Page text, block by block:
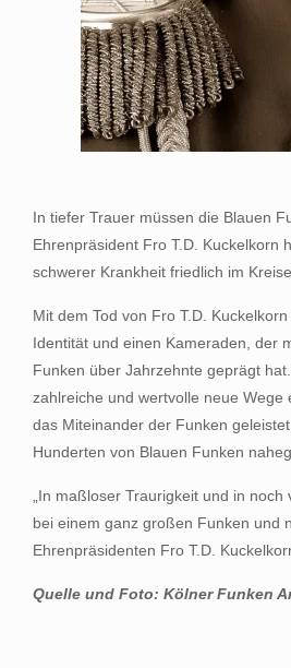
In tiefer Trauer müssen die Blauen
Ehrenpräsident Fro T.D. Kuckelkorn
schwerer Krankheit friedlich im
Mit dem Tod von Fro T.D.
Identität und einen Kameraden, der
Funken über Jahrzehnte geprägt
zahlreiche und wertvolle neue
das Miteinander der Funken
Hunderten von Blauen Funken
„In maßloser Traurigkeit und in
bei einem ganz großen Funken und
Ehrenpräsidenten Fro T.D.
Quelle und Foto: Kölner Funken